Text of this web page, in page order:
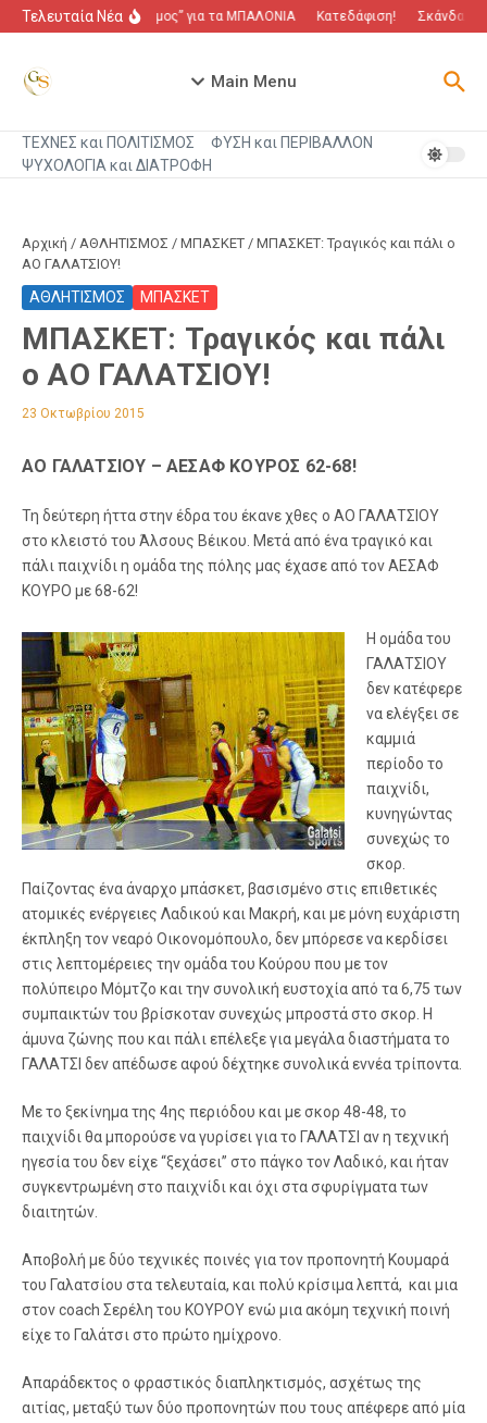
Μετάβαση στο περιεχόμενο
Τελευταία Νέα“Πόλεμος” για τα ΜΠΑΛΟΝΙΑ Κατεδάφιση! Σκάνδαλο
Main Menu
ΤΕΧΝΕΣ και ΠΟΛΙΤΙΣΜΟΣ
ΦΥΣΗ και ΠΕΡΙΒΑΛΛΟΝ
ΨΥΧΟΛΟΓΙΑ και ΔΙΑΤΡΟΦΗ
Αρχική / ΑΘΛΗΤΙΣΜΟΣ / ΜΠΑΣΚΕΤ / ΜΠΑΣΚΕΤ: Τραγικός και πάλι ο
ΑΟ ΓΑΛΑΤΣΙΟΥ!
ΑΘΛΗΤΙΣΜΟΣ ΜΠΑΣΚΕΤ
ΜΠΑΣΚΕΤ: Τραγικός και πάλι
ο ΑΟ ΓΑΛΑΤΣΙΟΥ!
23 Οκτωβρίου 2015
ΑΟ ΓΑΛΑΤΣΙΟΥ – ΑΕΣΑΦ ΚΟΥΡΟΣ 62-68!
Τη δεύτερη ήττα στην έδρα του έκανε χθες ο ΑΟ ΓΑΛΑΤΣΙΟΥ
στο κλειστό του Άλσους Βέικου. Μετά από ένα τραγικό και
πάλι παιχνίδι η ομάδα της πόλης μας έχασε από τον ΑΕΣΑΦ
ΚΟΥΡΟ με 68-62!
Η ομάδα του
ΓΑΛΑΤΣΙΟΥ
δεν κατέφερε
να ελέγξει σε
καμμιά
περίοδο το
παιχνίδι,
κυνηγώντας
συνεχώς το
σκορ.
Παίζοντας ένα άναρχο μπάσκετ, βασισμένο στις επιθετικές
ατομικές ενέργειες Λαδικού και Μακρή, και με μόνη ευχάριστη
έκπληξη τον νεαρό Οικονομόπουλο, δεν μπόρεσε να κερδίσει
στις λεπτομέρειες την ομάδα του Κούρου που με τον
πολύπειρο Μόμτζο και την συνολική ευστοχία από τα 6,75 των
συμπαικτών του βρίσκοταν συνεχώς μπροστά στο σκορ. Η
άμυνα ζώνης που και πάλι επέλεξε για μεγάλα διαστήματα το
ΓΑΛΑΤΣΙ δεν απέδωσε αφού δέχτηκε συνολικά εννέα τρίποντα.
Με το ξεκίνημα της 4ης περιόδου και με σκορ 48-48, το
παιχνίδι θα μπορούσε να γυρίσει για το ΓΑΛΑΤΣΙ αν η τεχνική
ηγεσία του δεν είχε “ξεχάσει” στο πάγκο τον Λαδικό, και ήταν
συγκεντρωμένη στο παιχνίδι και όχι στα σφυρίγματα των
διαιτητών.
Αποβολή με δύο τεχνικές ποινές για τον προπονητή Κουμαρά
του Γαλατσίου στα τελευταία, και πολύ κρίσιμα λεπτά, και μια
στον coach Σερέλη του ΚΟΥΡΟΥ ενώ μια ακόμη τεχνική ποινή
είχε το Γαλάτσι στο πρώτο ημίχρονο.
Απαράδεκτος ο φραστικός διαπληκτισμός, ασχέτως της
αιτίας, μεταξύ των δύο προπονητών που τους απέφερε από μία